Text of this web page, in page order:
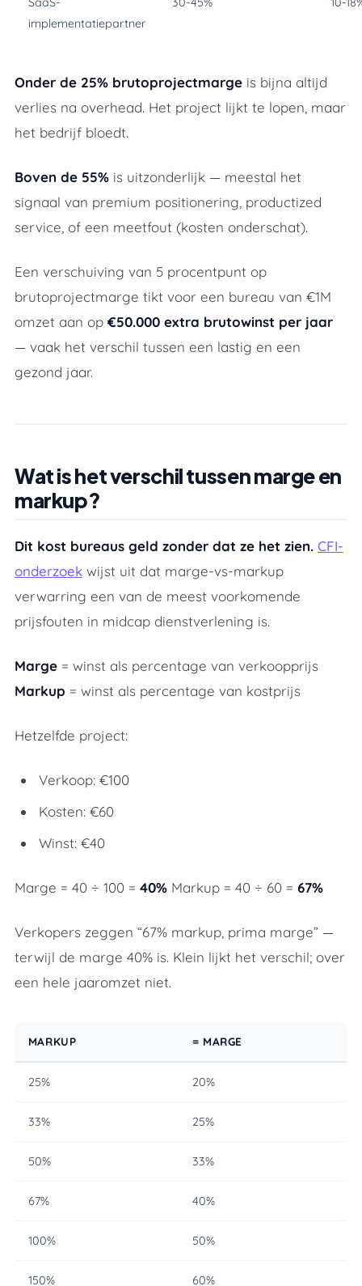
implementatiepartner
Onder de 25% brutoprojectmargeis bijna altijd
verlies na overhead. Het project lijkt te lopen, maar
het bedrijf bloedt.
Boven de 55%is uitzonderlijk — meestal het
signaal van premium positionering, productized
service, of een meetfout (kosten onderschat).
Een verschuiving van 5 procentpunt op
brutoprojectmarge tikt voor een bureau van €1M
omzet aan op €50.000 extra brutowinst per jaar
— vaak het verschil tussen een lastig en een
gezond jaar.
Wat is het verschil tussen marge en
markup?
Dit kost bureaus geld zonder dat ze het zien. CFI-
onderzoekwijst uit dat marge-vs-markup
verwarring een van de meest voorkomende
prijsfouten in midcap dienstverlening is.
Marge= winst als percentage van verkoopprijs
Markup = winst als percentage van kostprijs
Hetzelfde project:
Verkoop: €100
Kosten: €60
Winst: €40
Marge = 40 ÷ 100 = 40%Markup = 40 ÷ 60 = 67%
Verkopers zeggen “67% markup, prima marge” —
terwijl de marge 40% is. Klein lijkt het verschil; over
een hele jaaromzet niet.
MARKUP = MARGE
25% 20%
33% 25%
50% 33%
67% 40%
100% 50%
150% 60%